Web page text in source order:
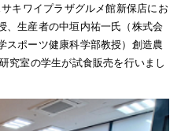
キワイプラザグルメ館新保店にお
、生産者の中垣内祐一氏（株式会
ポーツ健康科学部教授）創造農
究室の学生が試食販売を行いまし